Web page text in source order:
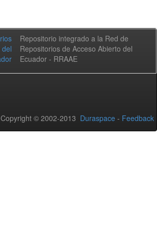
Repositorio integrado a la Red de
Repositorios de Acceso Abierto del
Ecuador - RRAAE
Copyright © 2002-2013 Duraspace - Feedback